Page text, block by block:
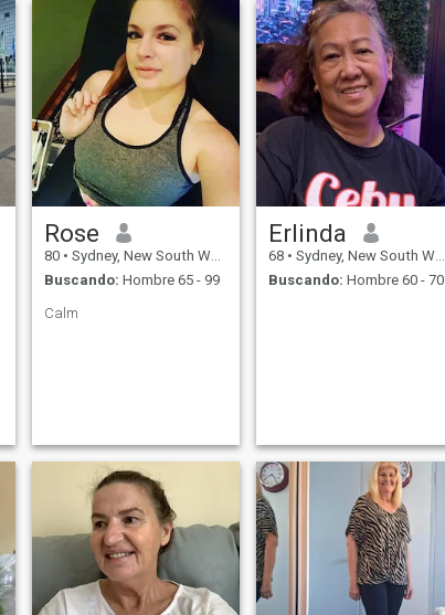
Rose
80 • Sydney, New South Wales, Australia
Buscando: Hombre 65 - 99
Calm
Erlinda
68 • Sydney, New South Wales, Australia
Buscando: Hombre 60 - 70